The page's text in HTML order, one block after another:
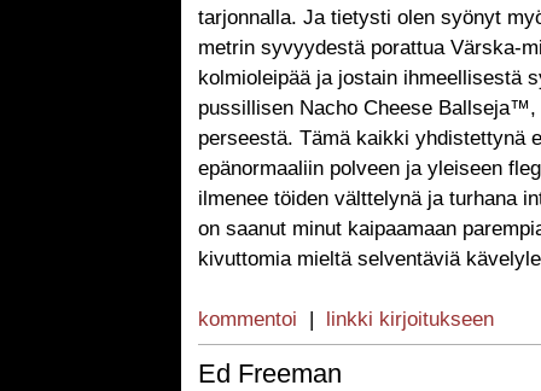
tarjonnalla. Ja tietysti olen syönyt
metrin syvyydestä porattua Värska-
kolmioleipää ja jostain ihmeellisestä
pussillisen Nacho Cheese
perseestä. Tämä kaikki yhdistettynä
epänormaaliin polveen ja yleiseen
ilmenee töiden välttelynä ja turhana
on saanut minut kaipaamaan
kivuttomia mieltä selventäviä
kommentoi | linkki kirjoitukseen
Ed Freeman